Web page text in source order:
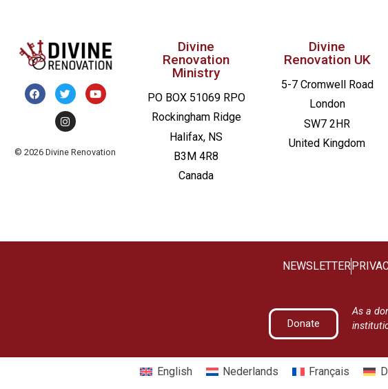
© 2026 Divine Renovation
Divine
Renovation
Ministry
PO BOX 51069 RPO
Rockingham Ridge
Halifax, NS
B3M 4R8
Canada
Divine
Renovation UK
5-7 Cromwell Road
London
SW7 2HR
United Kingdom
NEWSLETTER
Donate
As a
English Nederlands Français